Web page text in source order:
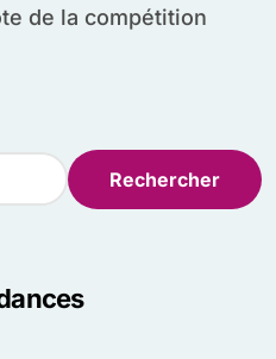
de la compétition